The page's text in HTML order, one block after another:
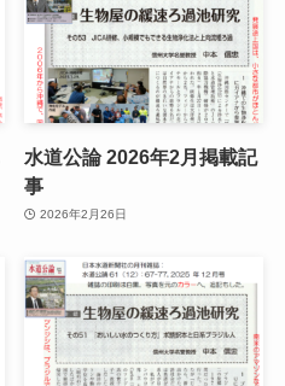
水道公論 2026年2月掲載記
事
2026年2月26日